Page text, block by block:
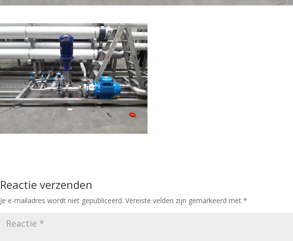
Reactie verzenden
Je e-mailadres wordt niet gepubliceerd. Vereiste velden zijn gemarkeerd met *